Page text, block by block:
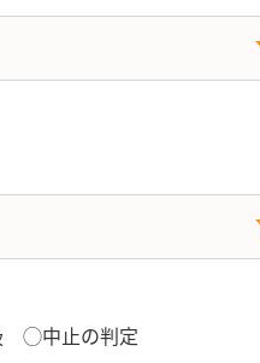
◯中止の判定